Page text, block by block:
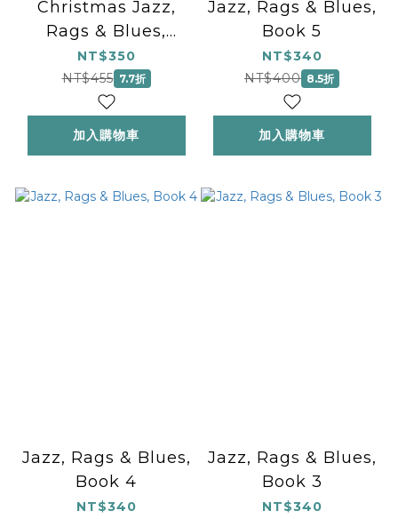
Christmas Jazz,
Rags & Blues,
Book 1
NT$350
NT$455 7.7折
加入購物車
Jazz, Rags & Blues,
Book 5
NT$340
NT$400 8.5折
加入購物車
Jazz, Rags & Blues,
Book 4
NT$340
Jazz, Rags & Blues,
Book 3
NT$340